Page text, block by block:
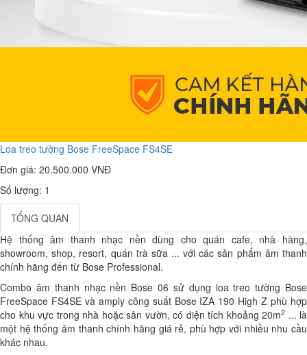
Loa treo tường Bose FreeSpace FS4SE
Đơn giá: 20.500.000 VNĐ
Số lượng: 1
TỔNG QUAN
Hệ thống âm thanh nhạc nền dùng cho quán cafe, nhà hàng,
showroom, shop, resort, quán trà sữa ... với các sản phẩm âm thanh
chính hãng đến từ Bose Professional.
Combo âm thanh nhạc nền Bose 06 sử dụng loa treo tường Bose
FreeSpace FS4SE và amply công suất Bose IZA 190 High Z phù hợp
cho khu vực trong nhà hoặc sân vườn, có diện tích khoảng 20m2 ... là
một hệ thống âm thanh chính hãng giá rẻ, phù hợp với nhiều nhu cầu
khác nhau.